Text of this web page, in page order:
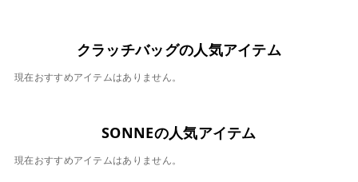
クラッチバッグの人気アイテム
現在おすすめアイテムはありません。
SONNEの人気アイテム
現在おすすめアイテムはありません。